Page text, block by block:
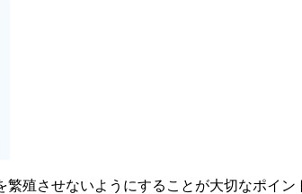
殖させないようにすることが大切なポイン